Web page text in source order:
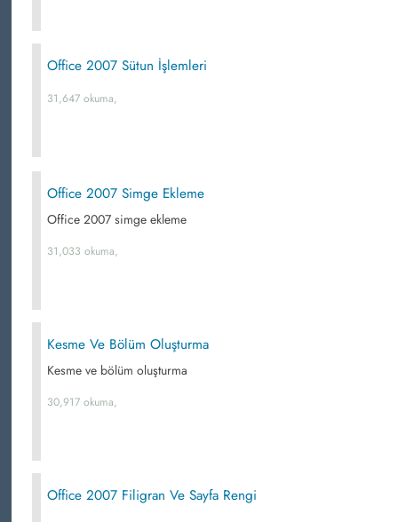
Office 2007 Sütun İşlemleri
31,647 okuma,
Office 2007 Simge Ekleme
Office 2007 simge ekleme
31,033 okuma,
Kesme Ve Bölüm Oluşturma
Kesme ve bölüm oluşturma
30,917 okuma,
Office 2007 Filigran Ve Sayfa Rengi